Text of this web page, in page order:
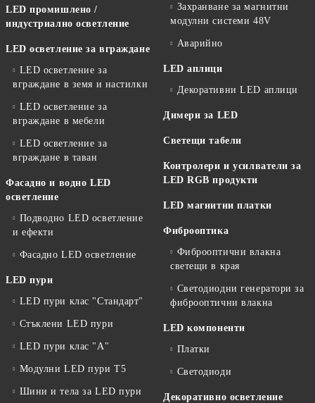
LED промишлено /
индустриално осветление
LED осветление за вграждане
LED осветление за
вграждане в земя и настилки
LED осветление за
вграждане в мебели
LED осветление за
вграждане в таван
Фасадно и водно LED
осветление
Подводно LED осветление
и ефекти
Фасадно LED осветление
LED пури
LED пури клас "Стандарт"
Стъклени LED пури
LED пури клас "А"
Модулни LED пури T5
Шини и тела за LED пури
Захранване за магнитни
модулни системи 48V
Аварийно
LED аплици
Декоративни LED аплици
Димери за LED
Светещи табели
Контролери и усилватели за
LED RGB продукти
LED магнитни платки
Фиброоптика
Фиброоптични влакна
светещи в края
Светодиодни генератори за
фиброоптични влакна
LED компоненти
Платки
Светодиоди
Декоративно осветление